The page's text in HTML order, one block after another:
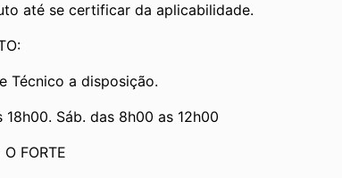
até se certificar da aplicabilidade.
Técnico a disposição.
Sáb. das 8h00 as 12h00
FORTE